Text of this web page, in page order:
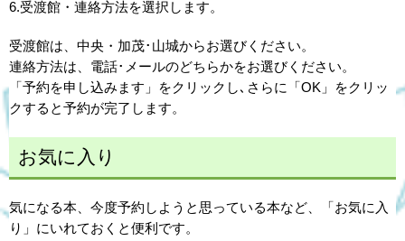
6.受渡館・連絡方法を選択します。
受渡館は、中央・加茂･山城からお選びください。
連絡方法は、電話･メールのどちらかをお選びください。
「予約を申し込みます」をクリックし､さらに「OK」をクリッ
クすると予約が完了します。
お気に入り
気になる本、今度予約しようと思っている本など、「お気に入
り」にいれておくと便利です。